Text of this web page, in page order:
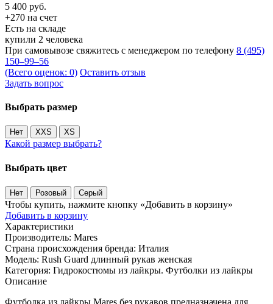
5 400 руб.
+270 на счет
Есть на складе
купили 2 человека
При самовывозе свяжитесь с менеджером по телефону 8 (495)
150–99–56
(Всего оценок: 0) Оставить отзыв
Задать вопрос
Выбрать размер
Нет XXS XS
Какой размер выбрать?
Выбрать цвет
Нет Розовый Серый
Чтобы купить, нажмите кнопку «Добавить в корзину»
Добавить в корзину
Характеристики
Производитель: Mares
Страна происхождения бренда: Италия
Модель: Rush Guard длинный рукав женская
Категория: Гидрокостюмы из лайкры. Футболки из лайкры
Описание
Футболка из лайкры Mares без рукавов предназначена для